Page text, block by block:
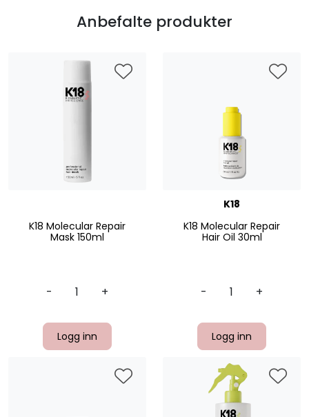
Anbefalte produkter
K18 Molecular Repair
Mask 150ml
- +
Logg inn
K18
K18 Molecular Repair
Hair Oil 30ml
- +
Logg inn